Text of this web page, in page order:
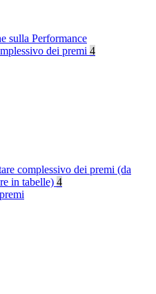
sulla Performance
dei premi 4
complessivo dei premi (da
in tabelle) 4